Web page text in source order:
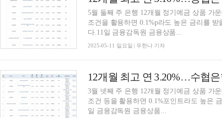
5월 둘째 주 은행 12개월 정기예금 상품 가
조건을 활용하면 0.1%p라도 높은 금리를
다.11일 금융감독원 금융상품...
2025-05-11 일요일 | 우한나 기자
3월 넷째 주 은행 12개월 정기예금 상품 가
조건 등을 활용하면 0.1%포인트라도 높은
일 금융감독원 금융상품...